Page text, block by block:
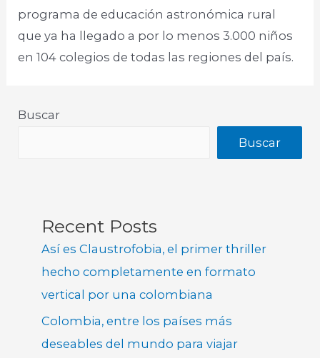
programa de educación astronómica rural
que ya ha llegado a por lo menos 3.000 niños
en 104 colegios de todas las regiones del país.​
Buscar
Buscar
Recent Posts
Así es Claustrofobia, el primer thriller
hecho completamente en formato
vertical por una colombiana
Colombia, entre los países más
deseables del mundo para viajar